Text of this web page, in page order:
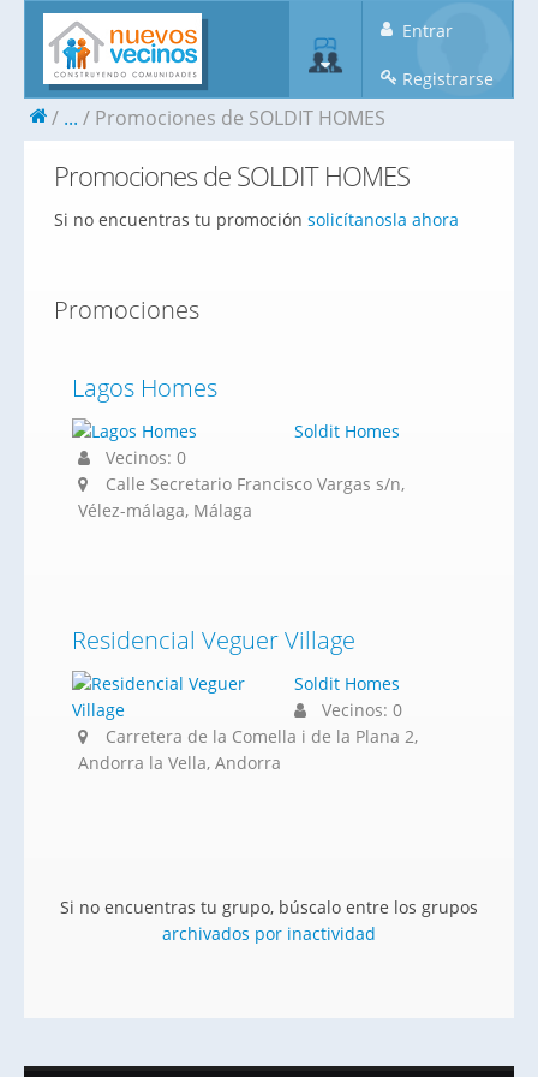
Entrar
Registrarse
... Promociones de SOLDIT HOMES
Promociones de SOLDIT HOMES
Si no encuentras tu promoción solicítanosla ahora
Promociones
Lagos Homes
Soldit Homes
Vecinos: 0
Calle Secretario Francisco Vargas s/n,
Vélez-málaga, Málaga
Residencial Veguer Village
Soldit Homes
Vecinos: 0
Carretera de la Comella i de la Plana 2,
Andorra la Vella, Andorra
Si no encuentras tu grupo, búscalo entre los grupos
archivados por inactividad